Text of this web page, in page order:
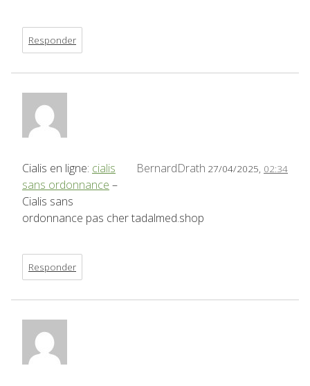
Responder
BernardDrath 27/04/2025, 02:34
Cialis en ligne: cialis
sans ordonnance –
Cialis sans
ordonnance pas cher tadalmed.shop
Responder